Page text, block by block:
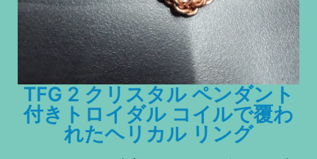
TFG 2 クリスタル ペンダント
付きトロイダル コイルで覆わ
れたヘリカル リング